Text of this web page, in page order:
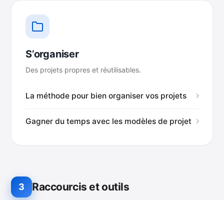
S’organiser
Des projets propres et réutilisables.
La méthode pour bien organiser vos projets
Gagner du temps avec les modèles de projet
3 Raccourcis et outils